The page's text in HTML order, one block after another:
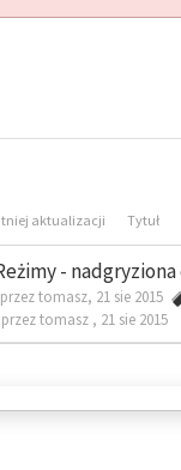
aktualizacji Tytuł
- nadgryziona
tomasz, 21 sie 2015
tomasz , 21 sie 2015